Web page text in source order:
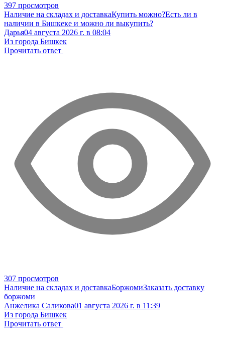
397 просмотров
Наличие на складах и доставкаКупить можно?Есть ли в
наличии в Бишкеке и можно ли выкупить?
Дарья04 августа 2026 г. в 08:04
Из города Бишкек
Прочитать ответ
307 просмотров
Наличие на складах и доставкаБоржомиЗаказать доставку
боржоми
Анжелика Саликова01 августа 2026 г. в 11:39
Из города Бишкек
Прочитать ответ